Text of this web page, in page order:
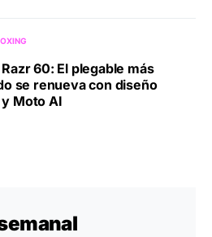
60: El plegable más
se renueva con diseño
Moto AI